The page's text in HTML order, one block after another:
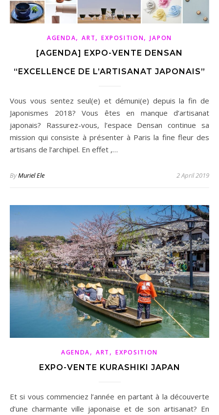
AGENDA,ART,EXPOSITION,JAPON
[AGENDA] EXPO-VENTE DENSAN
“EXCELLENCE DE L’ARTISANAT JAPONAIS”
Vous vous sentez seul(e) et démuni(e) depuis la fin de
Japonismes 2018? Vous êtes en manque d’artisanat
japonais? Rassurez-vous, l’espace Densan continue sa
mission qui consiste à présenter à Paris la fine fleur des
artisans de l’archipel. En effet ,…
ByMuriel Ele 2 April 2019
AGENDA,ART ,EXPOSITION
EXPO-VENTE KURASHIKI JAPAN
Et si vous commenciez l’année en partant à la découverte
d’une charmante ville japonaise et de son artisanat? En